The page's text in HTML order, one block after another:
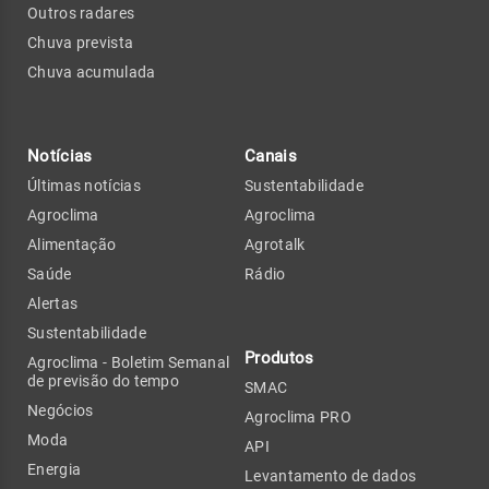
Outros radares
Chuva prevista
Chuva acumulada
Notícias
Últimas notícias
Agroclima
Alimentação
Saúde
Alertas
Sustentabilidade
Agroclima - Boletim Semanal
de previsão do tempo
Negócios
Moda
Energia
Canais
Sustentabilidade
Agroclima
Agrotalk
Rádio
Produtos
SMAC
Agroclima PRO
API
Levantamento de dados